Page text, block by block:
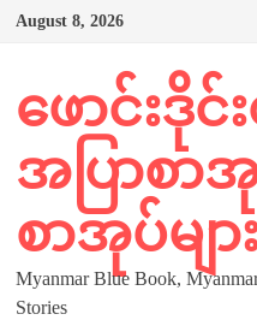
Skip
August 8, 2026
ဖောင်းဒိုင်
အပြာစာ
စာအုပ်မျာ
Myanmar Blue Book,
Stories